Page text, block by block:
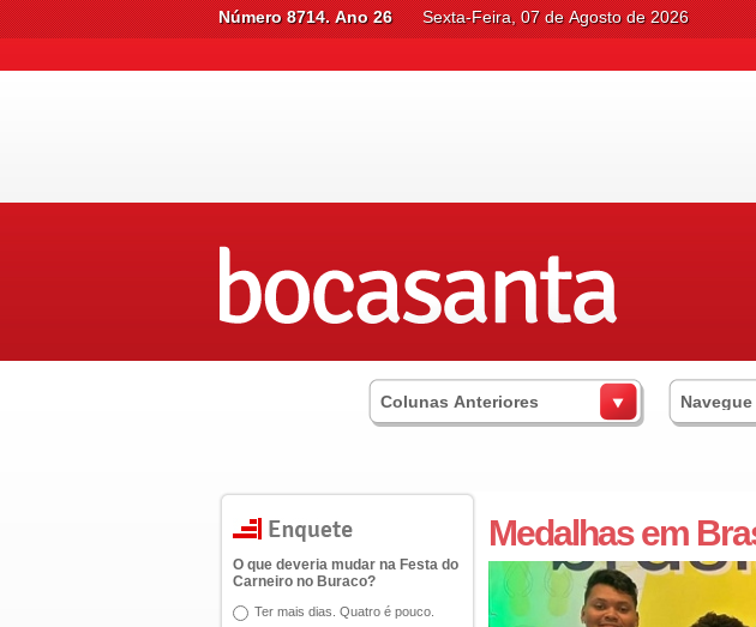
Número 8714. Ano 26 Sexta-Feira, 07 de Agosto de 2026
Colunas Anteriores
O que deveria mudar na Festa do
Carneiro no Buraco?
Ter mais dias. Quatro é pouco.
Medalhas em